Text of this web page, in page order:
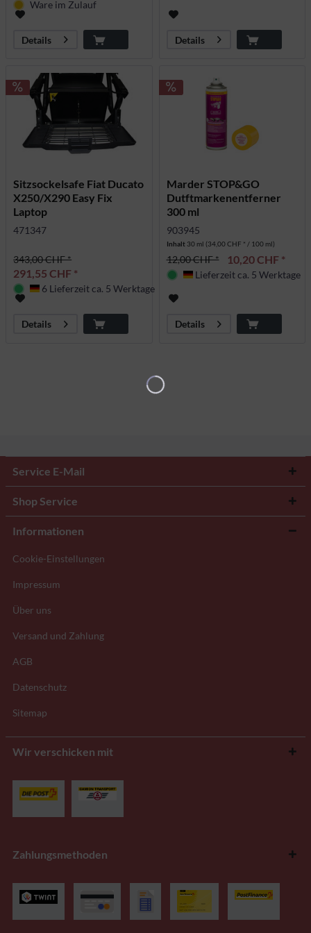
Ware im Zulauf
Details Details
Sitzsockelsafe Fiat Ducato
X250/X290 Easy Fix
Laptop
471347
343,00 CHF *
291,55 CHF *
Deutschland
6 Lieferzeit ca. 5 Werktage
Details
Marder STOP&GO
Dutftmarkenentferner
300 ml
903945
Inhalt 30 ml (34,00 CHF * / 100 ml)
12,00 CHF * 10,20 CHF *
Deutschland
Lieferzeit ca. 5 Werktage
Details
Service E-Mail
Shop Service
Informationen
Cookie-Einstellungen
Impressum
Über uns
Versand und Zahlung
AGB
Datenschutz
Sitemap
Wir verschicken mit
Zahlungsmethoden